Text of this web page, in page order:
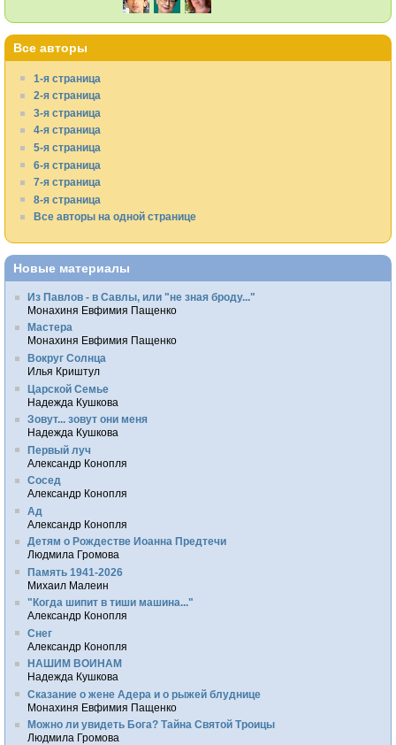
Все авторы
1-я страница
2-я страница
3-я страница
4-я страница
5-я страница
6-я страница
7-я страница
8-я страница
Все авторы на одной странице
Новые материалы
Из Павлов - в Савлы, или "не зная броду..."
Монахиня Евфимия Пащенко
Мастера
Монахиня Евфимия Пащенко
Вокруг Солнца
Илья Криштул
Царской Семье
Надежда Кушкова
Зовут... зовут они меня
Надежда Кушкова
Первый луч
Александр Конопля
Сосед
Александр Конопля
Ад
Александр Конопля
Детям о Рождестве Иоанна Предтечи
Людмила Громова
Память 1941-2026
Михаил Малеин
"Когда шипит в тиши машина..."
Александр Конопля
Снег
Александр Конопля
НАШИМ ВОИНАМ
Надежда Кушкова
Сказание о жене Адера и о рыжей блуднице
Монахиня Евфимия Пащенко
Можно ли увидеть Бога? Тайна Святой Троицы
Людмила Громова